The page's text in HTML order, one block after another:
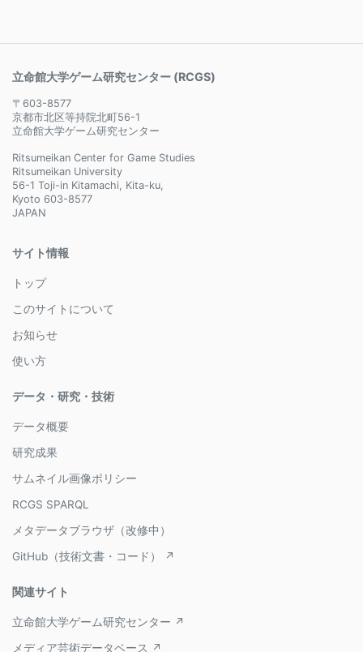
立命館大学ゲーム研究センター (RCGS)
〒603-8577
京都市北区等持院北町56-1
立命館大学ゲーム研究センター
Ritsumeikan Center for Game Studies
Ritsumeikan University
56-1 Toji-in Kitamachi, Kita-ku,
Kyoto 603-8577
JAPAN
サイト情報
トップ
このサイトについて
お知らせ
使い方
データ・研究・技術
データ概要
研究成果
サムネイル画像ポリシー
RCGS SPARQL
メタデータブラウザ（改修中）
GitHub（技術文書・コード） ↗
関連サイト
立命館大学ゲーム研究センター ↗
メディア芸術データベース ↗